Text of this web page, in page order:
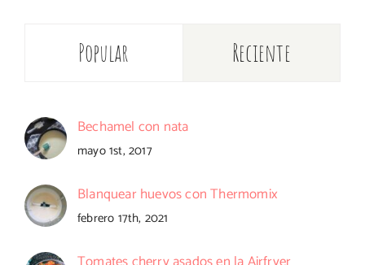
Popular Reciente
Bechamel con nata
mayo 1st, 2017
Blanquear huevos con Thermomix
febrero 17th, 2021